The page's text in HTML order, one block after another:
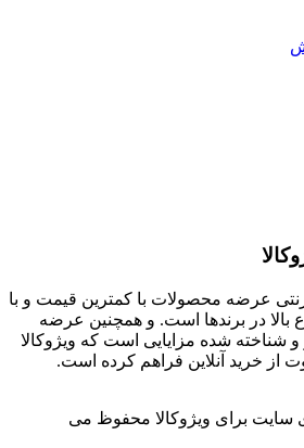
عرضه محصولات با کمترین قیمت و با
بالا در برندها است. و همچنین عرضه
شناخته شده مزایایی است که ویژوکالا
از خرید آنلاین فراهم کرده است.
سایت برای ویژوکالا محفوظ می